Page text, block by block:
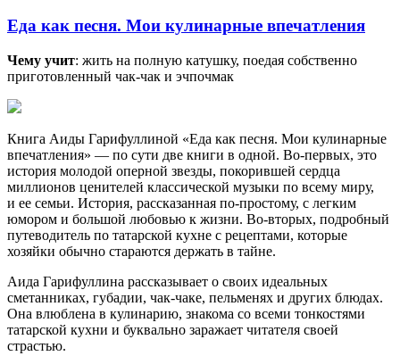
Еда как песня. Мои кулинарные впечатления
Чему учит: жить на полную катушку, поедая собственно
приготовленный чак-чак и эчпочмак
Книга Аиды Гарифуллиной «Еда как песня. Мои кулинарные
впечатления» — по сути две книги в одной. Во-первых, это
история молодой оперной звезды, покорившей сердца
миллионов ценителей классической музыки по всему миру,
и ее семьи. История, рассказанная по-простому, с легким
юмором и большой любовью к жизни. Во-вторых, подробный
путеводитель по татарской кухне с рецептами, которые
хозяйки обычно стараются держать в тайне.
Аида Гарифуллина рассказывает о своих идеальных
сметанниках, губадии, чак-чаке, пельменях и других блюдах.
Она влюблена в кулинарию, знакома со всеми тонкостями
татарской кухни и буквально заражает читателя своей
страстью.